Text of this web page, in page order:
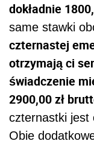
dokładnie
same stawki
czternastej
otrzymają ci
świadczenie
2900,00 zł
czternastki jest
Obie